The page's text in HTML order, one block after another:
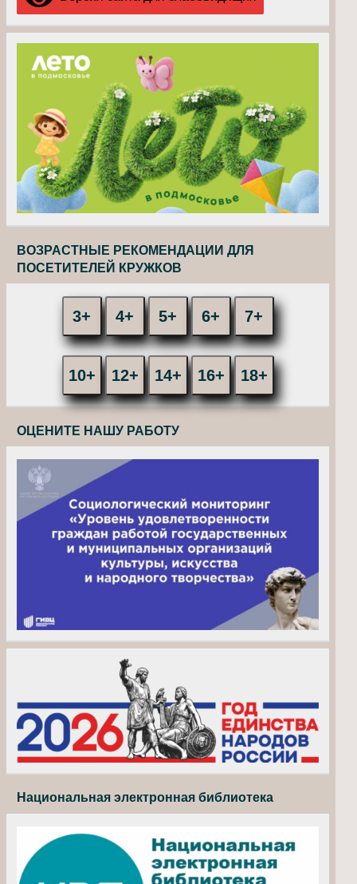
ВОЗРАСТНЫЕ РЕКОМЕНДАЦИИ ДЛЯ
ПОСЕТИТЕЛЕЙ КРУЖКОВ
3+ 4+ 5+ 6+ 7+
10+ 12+ 14+ 16+ 18+
ОЦЕНИТЕ НАШУ РАБОТУ
Национальная электронная библиотека